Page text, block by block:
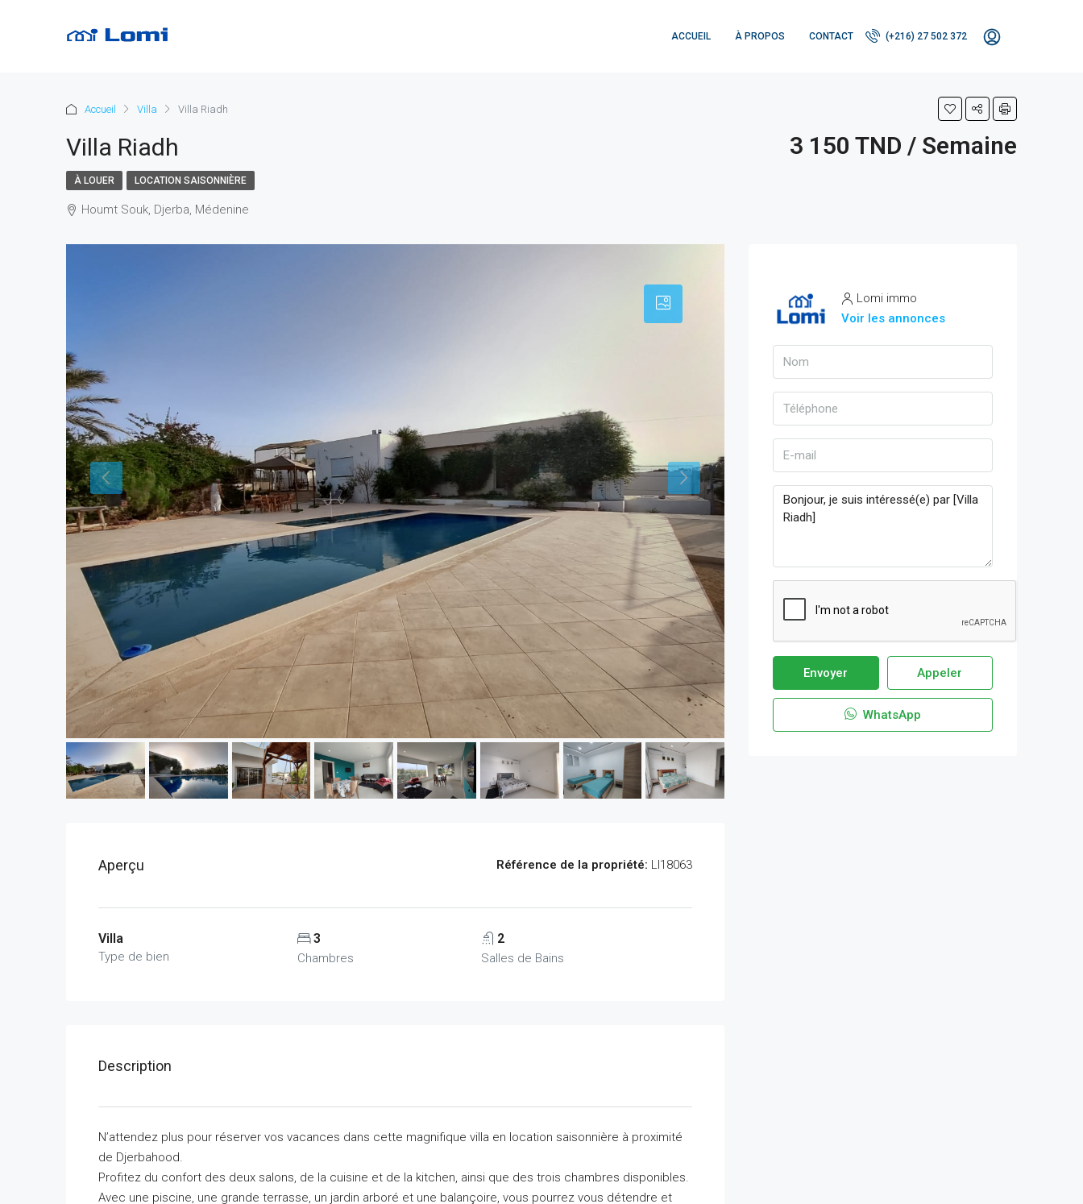
ACCUEIL À PROPOS CONTACT (+216) 27 502 372
Accueil Villa Villa Riadh
Villa Riadh 3 150 TND / Semaine
À LOUER LOCATION SAISONNIÈRE
Houmt Souk, Djerba, Médenine
Aperçu Référence de la propriété: LI18063
Villa
Type de bien
3
Chambres
2
Salles de Bains
Description
N’attendez plus pour réserver vos vacances dans cette magnifique villa en location saisonnière à proximité
de Djerbahood.
Profitez du confort des deux salons, de la cuisine et de la kitchen, ainsi que des trois chambres disponibles.
Avec une piscine, une grande terrasse, un jardin arboré et une balançoire, vous pourrez vous détendre et
Lomi immo
Voir les annonces
Envoyer Appeler
WhatsApp